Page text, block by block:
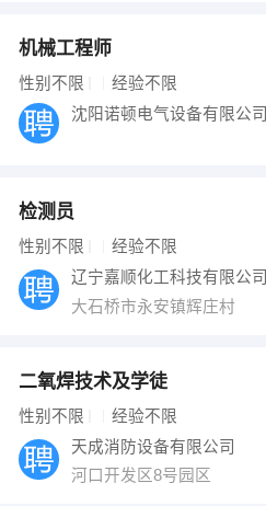
机械工程师
性别不限 经验不限
沈阳诺顿电气设备有限公司
检测员
性别不限 经验不限
辽宁嘉顺化工科技有限公司
大石桥市永安镇辉庄村
二氧焊技术及学徒
性别不限 经验不限
天成消防设备有限公司
河口开发区8号园区